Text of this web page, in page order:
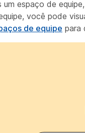
espaço de
você pode
de equipe para